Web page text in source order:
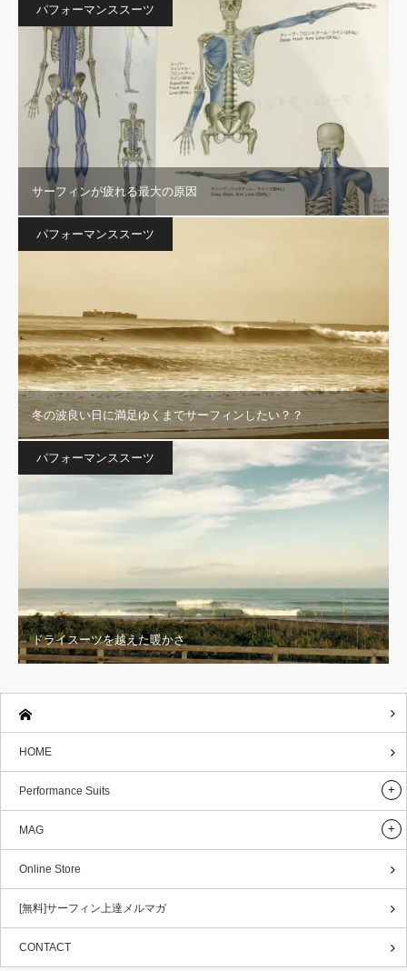
パフォーマンススーツ
サーフィンが疲れる最大の原因
パフォーマンススーツ
冬の波良い日に満足ゆくまでサーフィンしたい？？
パフォーマンススーツ
ドライスーツを越えた暖かさ
HOME
Performance Suits
MAG
Online Store
[無料]サーフィン上達メルマガ
CONTACT